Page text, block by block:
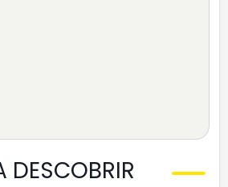
DESCOBRIR